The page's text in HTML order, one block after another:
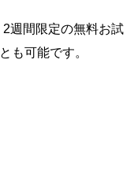
週間限定の無料お試
も可能です。